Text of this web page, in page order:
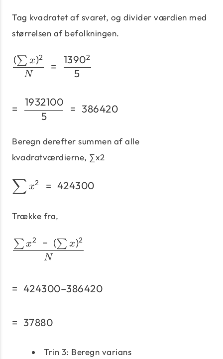
Tag kvadratet af svaret, og divider værdien med
størrelsen af ​​befolkningen.
N
(∑ x)2
=
5
13902
=\;\frac{1932100}
=
5
1932100
= 386420
Beregn derefter summen af ​​alle
kvadratværdierne, ∑x2
∑ x2 = 424300
Trække fra,
N
∑ x2 − (∑ x)2
= 424300–386420
= 37880
Trin 3: Beregn varians